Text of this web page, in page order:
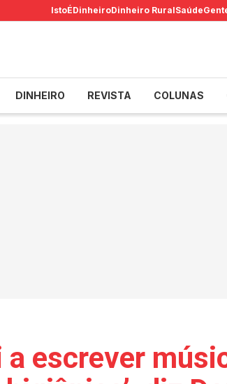
IstoÉDinheiroDinheiro RuralSaúde
DINHEIRO REVISTA COLUNAS
a escrever